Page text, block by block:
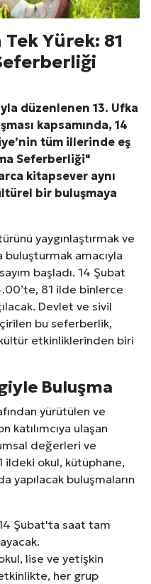
Yürek: 81
düzenlenen 13. Ufka
kapsamında, 14
tüm illerinde eş
Seferberliği"
kitapsever aynı
bir buluşmaya
yaygınlaştırmak ve
amacıyla
başladı. 14 Şubat
81 ilde binlerce
Devlet ve sivil
bu seferberlik,
kültür etkinliklerinden biri
Buluşma
yürütülen ve
katılımcıya ulaşan
değerleri ve
ildeki okul, kütüphane,
yapılacak buluşmaların
Şubat'ta saat tam
lise ve yetişkin
her grup
Önerileri: Yumuşak
Hava Kanalı Avantajları